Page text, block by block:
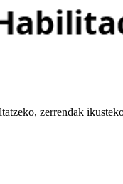
zerrendak